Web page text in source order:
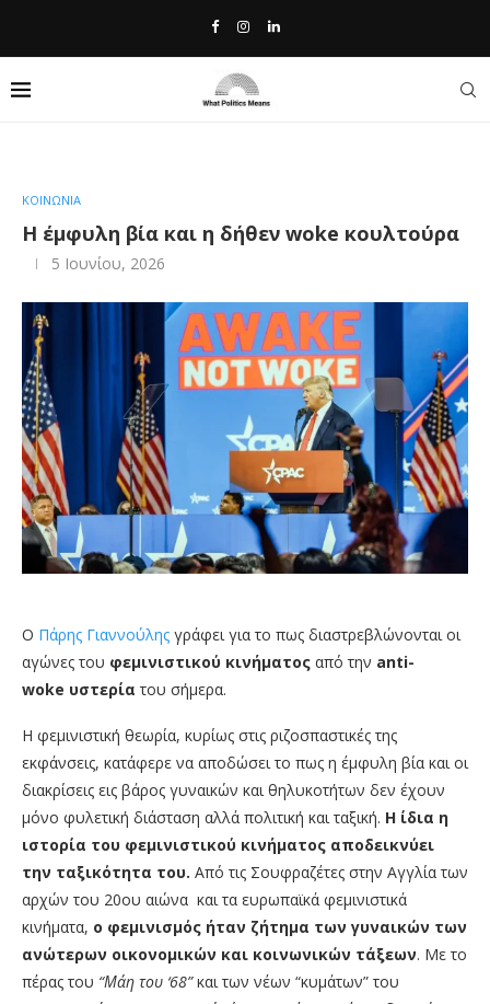
ΚΟΙΝΩΝΙΑ
Η έμφυλη βία και η δήθεν woke κουλτούρα
5 Ιουνίου, 2026
Ο Πάρης Γιαννούλης γράφει για το πως διαστρεβλώνονται οι
αγώνες του φεμινιστικού κινήματος από την anti-
woke υστερία του σήμερα.
Η φεμινιστική θεωρία, κυρίως στις ριζοσπαστικές της
εκφάνσεις, κατάφερε να αποδώσει το πως η έμφυλη βία και οι
διακρίσεις εις βάρος γυναικών και θηλυκοτήτων δεν έχουν
μόνο φυλετική διάσταση αλλά πολιτική και ταξική. Η ίδια η
ιστορία του φεμινιστικού κινήματος αποδεικνύει
την ταξικότητα του. Από τις Σουφραζέτες στην Αγγλία των
αρχών του 20ου αιώνα και τα ευρωπαϊκά φεμινιστικά
κινήματα, ο φεμινισμός ήταν ζήτημα των γυναικών των
ανώτερων οικονομικών και κοινωνικών τάξεων. Με το
πέρας του “Μάη του ‘68”και των νέων “κυμάτων” του